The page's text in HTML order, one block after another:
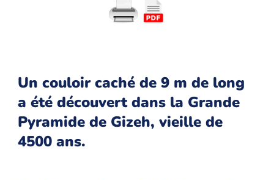
Un couloir caché de 9 m de long
a été découvert dans la Grande
Pyramide de Gizeh, vieille de
4500 ans.